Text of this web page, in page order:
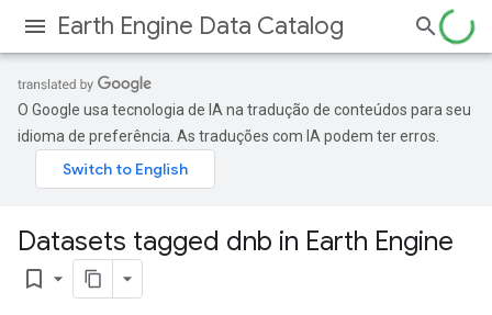
Earth Engine Data Catalog
O Google usa tecnologia de IA na tradução de conteúdos para seu
idioma de preferência. As traduções com IA podem ter erros.
Datasets tagged dnb in Earth Engine
bookmark_border